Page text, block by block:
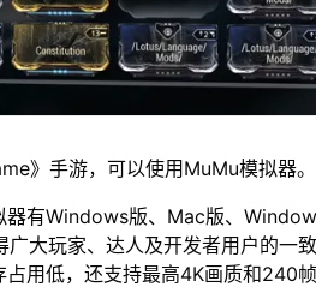
》手游，可以使用MuMu模拟器。
有Windows版、Mac版、
大玩家、达人及开发者用户的一
用低，还支持最高4K画质和240